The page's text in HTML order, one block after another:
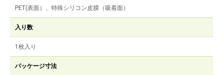
PET(表面）、特殊シリコン皮膜（吸着面）
入り数
1枚入り
パッケージ寸法